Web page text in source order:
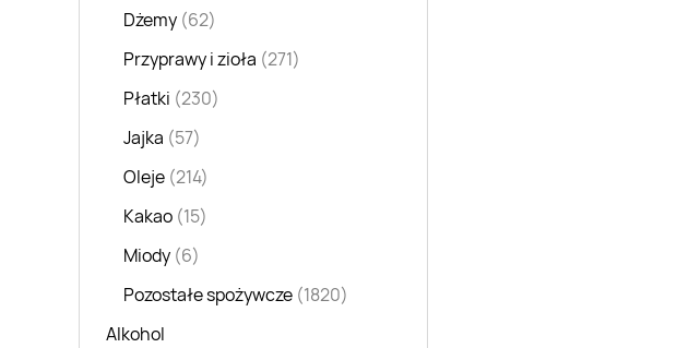
Dżemy (62)
Przyprawy i zioła (271)
Płatki (230)
Jajka (57)
Oleje (214)
Kakao (15)
Miody (6)
Pozostałe spożywcze (1820)
Alkohol